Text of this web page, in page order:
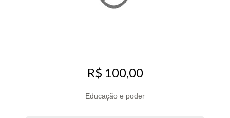
R$ 100,00
Educação e poder